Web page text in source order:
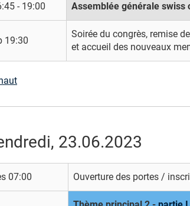
- 19:00 Assemblée générale swiss
19:30
Soirée du congrès, remise
et accueil des nouveaux
23.06.2023
07:00 Ouverture des portes /